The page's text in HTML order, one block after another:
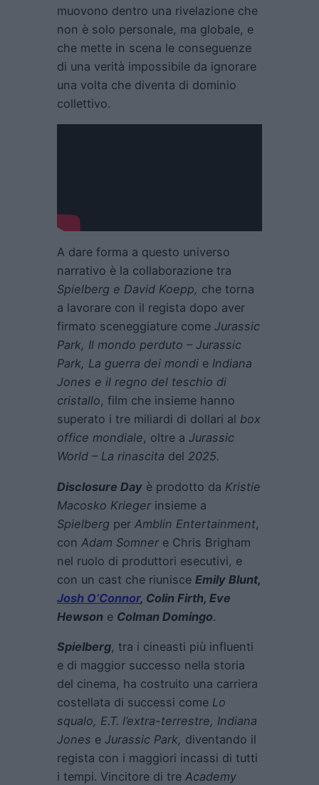
muovono dentro una rivelazione che
non è solo personale, ma globale, e
che mette in scena le conseguenze
di una verità impossibile da ignorare
una volta che diventa di dominio
collettivo.
A dare forma a questo universo
narrativo è la collaborazione tra
Spielberg e David Koepp, che torna
a lavorare con il regista dopo aver
firmato sceneggiature come Jurassic
Park, Il mondo perduto – Jurassic
Park, La guerra dei mondi e Indiana
Jones e il regno del teschio di
cristallo, film che insieme hanno
superato i tre miliardi di dollari al box
office mondiale, oltre a Jurassic
World – La rinascita del 2025.
Disclosure Day è prodotto da Kristie
Macosko Kriegerinsieme a
Spielberg per Amblin Entertainment,
con Adam Somnere Chris Brigham
nel ruolo di produttori esecutivi, e
con un cast che riunisce Emily Blunt,
Josh O’Connor, Colin Firth, Eve
Hewson e Colman Domingo.
Spielberg, tra i cineasti più influenti
e di maggior successo nella storia
del cinema, ha costruito una carriera
costellata di successi come Lo
squalo, E.T. l’extra-terrestre, Indiana
Jones e Jurassic Park, diventando il
regista con i maggiori incassi di tutti
i tempi. Vincitore di tre Academy